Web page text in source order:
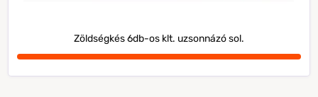
Zöldségkés 6db-os klt. uzsonnázó sol.